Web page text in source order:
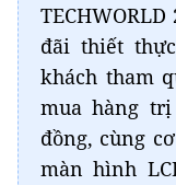
đãi thiết
khách tham
mua hàng trị
đồng, cùng
màn hình